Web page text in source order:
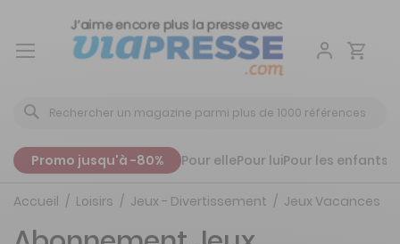
Aller
Promo jusqu'à -80% Pour ellePour luiPour les enfants
Accueil Loisirs Jeux - Divertissement Jeux Vacances